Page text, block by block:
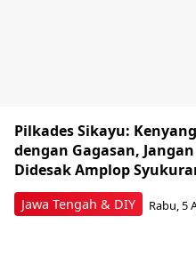
Jawa Tengah & DIY
Pilkades Sikayu:
dengan Gagasan,
Didesak Amplop
Rabu, 5